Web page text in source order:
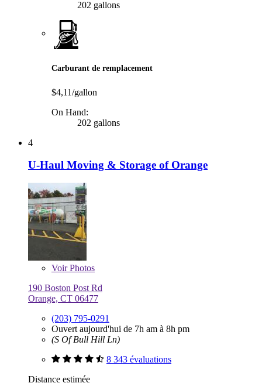
202 gallons
Carburant de remplacement
$4,11/gallon
On Hand:
202 gallons
4
U-Haul Moving & Storage of Orange
VoirPhotos
190 Boston Post Rd
Orange, CT 06477
(203) 795-0291
Ouvert aujourd'hui de 7h am à 8h pm
(S Of Bull Hill Ln)
8 343 évaluations
Distance estimée